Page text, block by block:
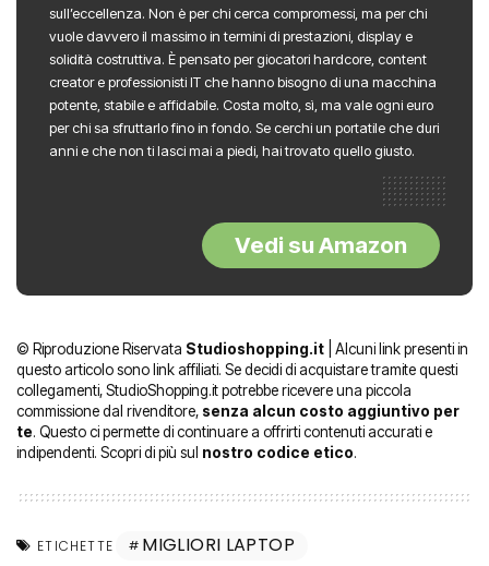
sull’eccellenza. Non è per chi cerca compromessi, ma per chi
vuole davvero il massimo in termini di prestazioni, display e
solidità costruttiva. È pensato per giocatori hardcore, content
creator e professionisti IT che hanno bisogno di una macchina
potente, stabile e affidabile. Costa molto, sì, ma vale ogni euro
per chi sa sfruttarlo fino in fondo. Se cerchi un portatile che duri
anni e che non ti lasci mai a piedi, hai trovato quello giusto.
Vedi su Amazon
© Riproduzione Riservata Studioshopping.it | Alcuni link presenti in
questo articolo sono link affiliati. Se decidi di acquistare tramite questi
collegamenti, StudioShopping.it potrebbe ricevere una piccola
commissione dal rivenditore, senza alcun costo aggiuntivo per
te. Questo ci permette di continuare a offrirti contenuti accurati e
indipendenti. Scopri di più sul nostro codice etico.
ETICHETTE MIGLIORI LAPTOP